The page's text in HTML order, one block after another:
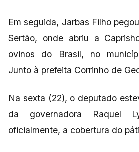
Em seguida, Jarbas Filho
Sertão, onde abriu a
ovinos do Brasil, no
Junto à prefeita Corrinho de
Na sexta (22), o deputado
da governadora Raquel
oficialmente, a cobertura do